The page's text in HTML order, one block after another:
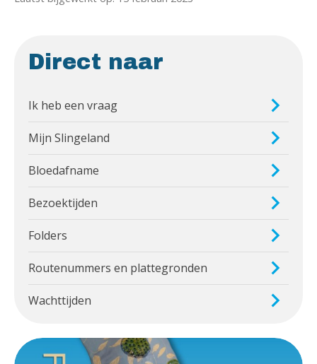
Direct naar
Ik heb een vraag
Mijn Slingeland
Bloedafname
Bezoektijden
Folders
Routenummers en plattegronden
Wachttijden